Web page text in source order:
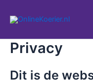
naar
inhoudPrivacy
Dit is de